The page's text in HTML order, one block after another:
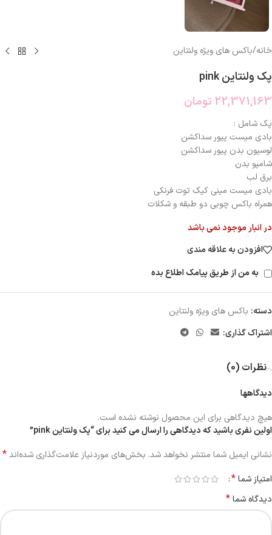
خانه/باکس های ویژه ولنتاین
پک ولنتاین pink
22,371,163 تومان
پک شامل :
بادی میست پیور سداکشن
لوسیون بدن پیور سداکشن
شامپو بدن
برق لب
بادی میست مینی کیک توت فرنکی
همراه باکس چوبی دو طبقه و شکلات
در انبار موجود نمی باشد
افزودن به علاقه مندی
به من از طریق پیامک اطلاع بده
دسته: باکس های ویژه ولنتاین
اشتراک گذاری:
نظرات (0)
دیدگاهها
هیچ دیدگاهی برای این محصول نوشته نشده است.
اولین نفری باشید که دیدگاهی را ارسال می کنید برای “پک ولنتاین pink”
نشانی ایمیل شما منتشر نخواهد شد. بخش‌های موردنیاز علامت‌گذاری شده‌اند*
امتیاز شما*
دیدگاه شما*